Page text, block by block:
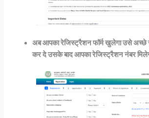
अब आपका रेजिस्ट्रैशन फॉर्म खुलेगा उसे
कर दे उसके बाद आपका रेजिस्ट्रैशन नंबर